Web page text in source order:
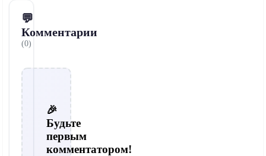
💬
Комментарии
(0)
🎉
Будьте
первым
комментатором!